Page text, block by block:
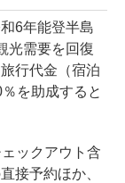
6年能登半島
光需要を回復
行代金（宿泊
を助成すると
ックアウト含
接予約ほか、